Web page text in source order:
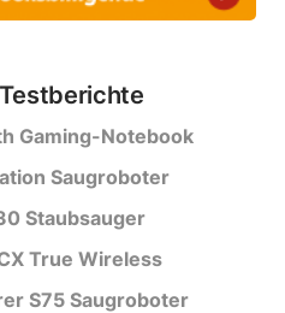
Gaming-Notebook
Saugroboter
Staubsauger
True Wireless
S75 Saugroboter